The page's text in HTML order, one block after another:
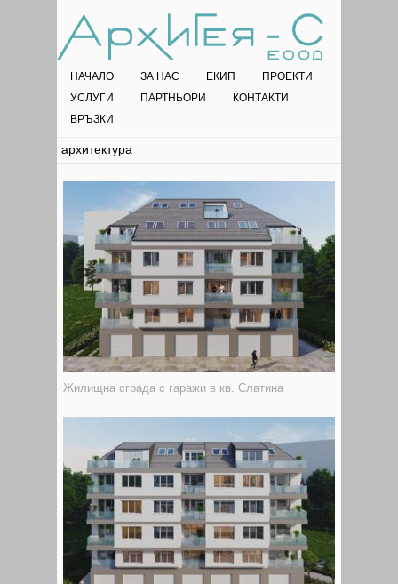
НАЧАЛО ЗА НАС ЕКИП
ПРОЕКТИ
УСЛУГИ
ПАРТНЬОРИ
КОНТАКТИ
ВРЪЗКИ
архитектура
Жилищна сграда с гаражи в кв. Слатина